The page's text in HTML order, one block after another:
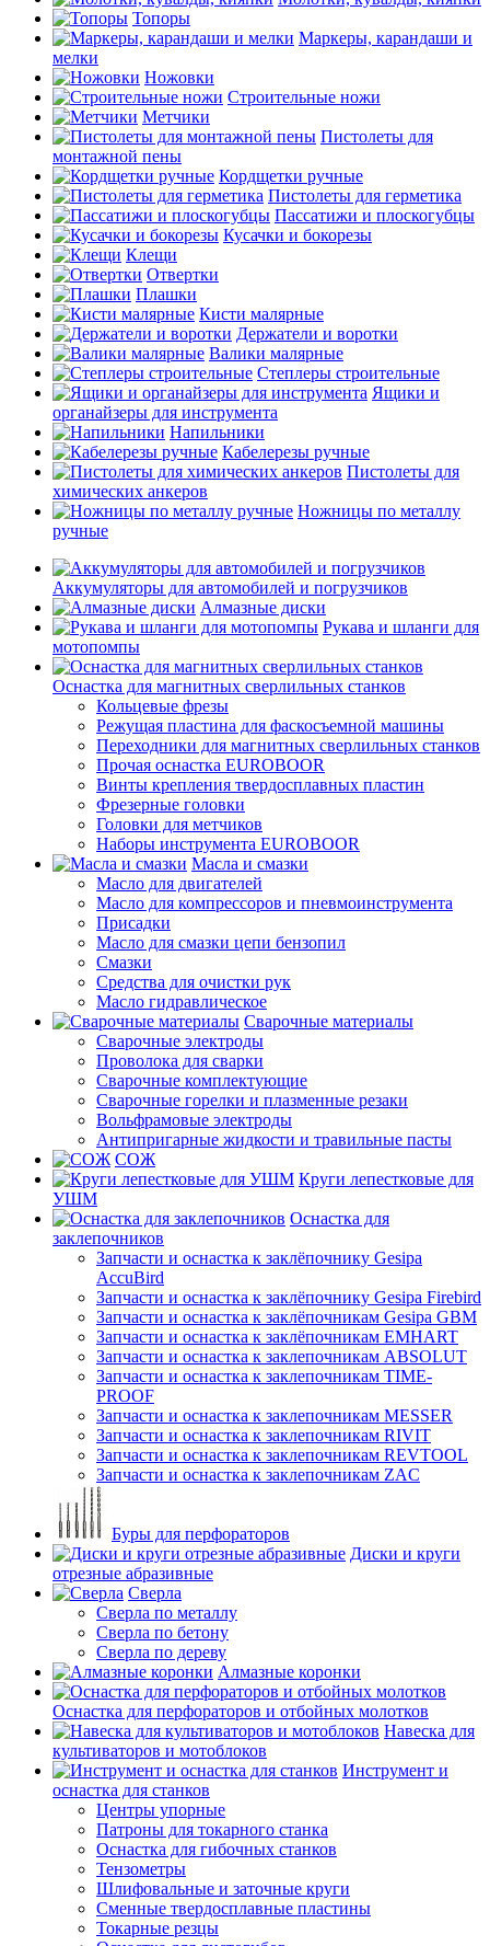
Топоры
Маркеры, карандаши и
мелки
Ножовки
Строительные ножи
Метчики
Пистолеты для
монтажной пены
Кордщетки ручные
Пистолеты для герметика
Пассатижи и плоскогубцы
Кусачки и бокорезы
Клещи
Отвертки
Плашки
Кисти малярные
Держатели и воротки
Валики малярные
Степлеры строительные
Ящики и
органайзеры для инструмента
Напильники
Кабелерезы ручные
Пистолеты для
химических анкеров
Ножницы по металлу
ручные
Аккумуляторы для автомобилей и погрузчиков
Алмазные диски
Рукава и шланги для
мотопомпы
Оснастка для магнитных сверлильных станков
Кольцевые фрезы
Режущая пластина для фаскосъемной машины
Переходники для магнитных сверлильных станков
Прочая оснастка EUROBOOR
Винты крепления твердосплавных пластин
Фрезерные головки
Головки для метчиков
Наборы инструмента EUROBOOR
Масла и смазки
Масло для двигателей
Масло для компрессоров и пневмоинструмента
Присадки
Масло для смазки цепи бензопил
Смазки
Средства для очистки рук
Масло гидравлическое
Сварочные материалы
Сварочные электроды
Проволока для сварки
Сварочные комплектующие
Сварочные горелки и плазменные резаки
Вольфрамовые электроды
Антипригарные жидкости и травильные пасты
СОЖ
Круги лепестковые для
УШМ
Оснастка для
заклепочников
Запчасти и оснастка к заклёпочнику Gesipa
AccuBird
Запчасти и оснастка к заклёпочнику Gesipa Firebird
Запчасти и оснастка к заклёпочникам Gesipa GBM
Запчасти и оснастка к заклёпочникам EMHART
Запчасти и оснастка к заклепочникам ABSOLUT
Запчасти и оснастка к заклепочникам TIME-
PROOF
Запчасти и оснастка к заклепочникам MESSER
Запчасти и оснастка к заклепочникам RIVIT
Запчасти и оснастка к заклепочникам REVTOOL
Запчасти и оснастка к заклепочникам ZAC
Буры для перфораторов
Диски и круги
отрезные абразивные
Сверла
Сверла по металлу
Сверла по бетону
Сверла по дереву
Алмазные коронки
Оснастка для перфораторов и отбойных молотков
Навеска для
культиваторов и мотоблоков
Инструмент и
оснастка для станков
Центры упорные
Патроны для токарного станка
Оснастка для гибочных станков
Тензометры
Шлифовальные и заточные круги
Сменные твердосплавные пластины
Токарные резцы